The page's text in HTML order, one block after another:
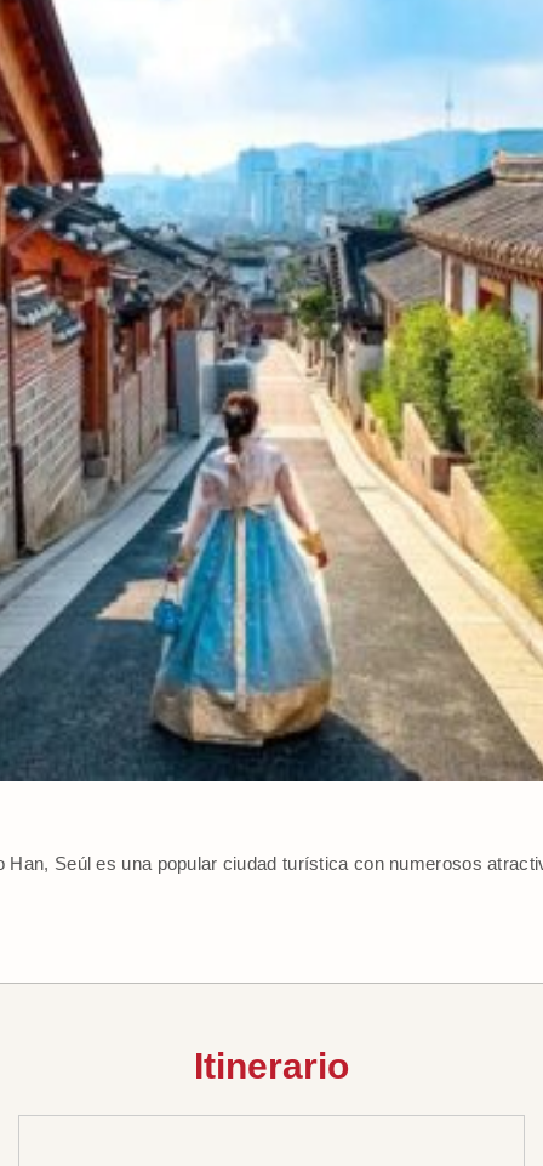
Han, Seúl es una popular ciudad turística con numerosos
Itinerario